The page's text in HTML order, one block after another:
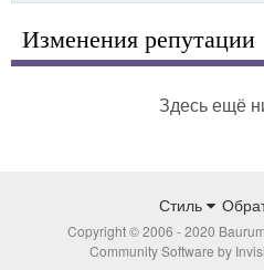
Изменения репутации
Здесь ещё
Стиль
Copyright © 2006 - 2020
Community Software by